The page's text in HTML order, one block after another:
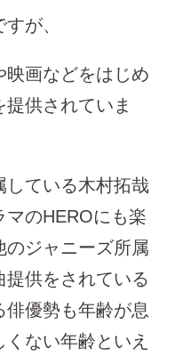
が、
映画などをはじめ
供されていま
している木村拓哉
マのHEROにも楽
のジャニーズ所属
供をされている
俳優勢も年齢が息
ない年齢といえ